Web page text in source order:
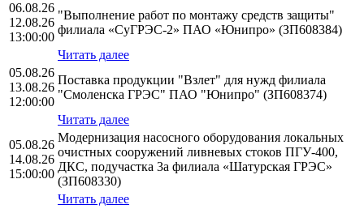
06.08.26
12.08.26
13:00:00
"Выполнение работ по монтажу средств защиты"
филиала «СуГРЭС-2» ПАО «Юнипро» (ЗП608384)
Читать далее
05.08.26
13.08.26
12:00:00
Поставка продукции "Взлет" для нужд филиала
"Смоленска ГРЭС" ПАО "Юнипро" (ЗП608374)
Читать далее
05.08.26
14.08.26
15:00:00
Модернизация насосного оборудования локальных
очистных сооружений ливневых стоков ПГУ-400,
ДКС, подучастка 3а филиала «Шатурская ГРЭС»
(ЗП608330)
Читать далее